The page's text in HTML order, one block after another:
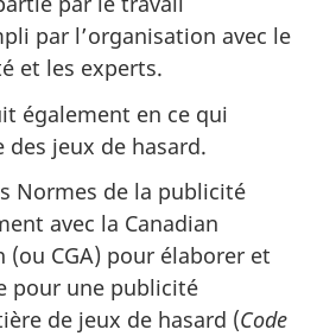
par l’organisation avec le
et les experts.
également en ce qui
des jeux de hasard.
Normes de la publicité
avec la Canadian
(ou CGA) pour élaborer et
pour une publicité
de jeux de hasard (Code